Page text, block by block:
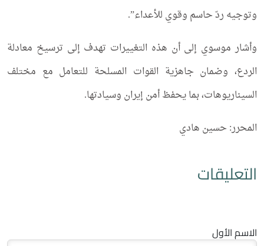
وتوجيه ردّ حاسم وقوي للأعداء”.
وأشار موسوي إلى أن هذه التغييرات تهدف إلى ترسيخ معادلة
الردع، وضمان جاهزية القوات المسلحة للتعامل مع مختلف
السيناريوهات، بما يحفظ أمن إيران وسيادتها.
المحرر: حسين هادي
التعليقات
الاسم الأول